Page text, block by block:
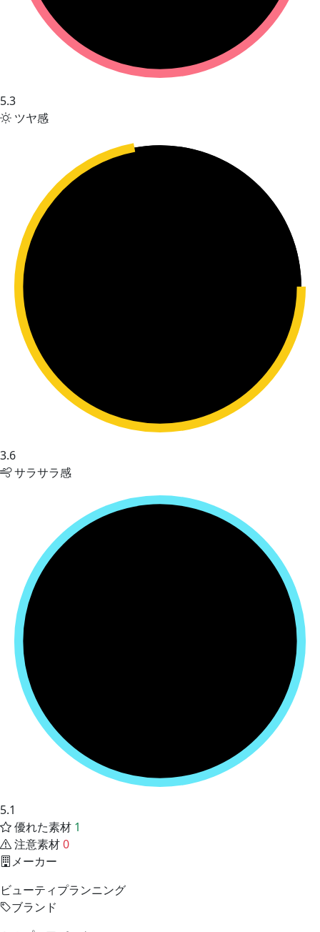
5.3
ツヤ感
3.6
サラサラ感
5.1
優れた素材 1
注意素材0
メーカー
ビューティプランニング
ブランド